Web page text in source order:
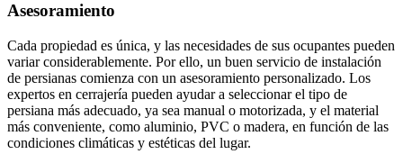
Asesoramiento
Cada propiedad es única, y las necesidades de sus ocupantes pueden
variar considerablemente. Por ello, un buen servicio de instalación
de persianas comienza con un asesoramiento personalizado. Los
expertos en cerrajería pueden ayudar a seleccionar el tipo de
persiana más adecuado, ya sea manual o motorizada, y el material
más conveniente, como aluminio, PVC o madera, en función de las
condiciones climáticas y estéticas del lugar.